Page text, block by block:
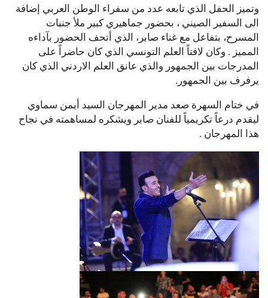
وتميز الحفل الذي تابعه عدد من سفراء الوطن العربي إضافة
الى السفير الصيني ، بحضور جماهيري كبير ملأ جنبات
المسرح، بتفاعل مع غناء صابر، الذي أتحف الحضور بآداءه
المميز . وكان لافتاً العلم التونسي الذي كان حاضراً على
المدرجات بين الجمهور والذي عانق العلم الاردني الذي كان
يرفرف بين الجمهور.
في ختام السهرة صعد مدير المهرجان السيد أيمن سماوي
ليقدم درعاً تكريمياً للفنان صابر ويشكره لمساهمته في نجاح
هذا المهرجان .